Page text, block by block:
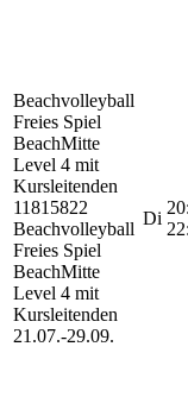
Beachvolleyball
Freies Spiel
BeachMitte
Level 4 mit
Kursleitenden
11815822
Beachvolleyball
Freies Spiel
BeachMitte
Level 4 mit
Kursleitenden
21.07.-29.09.
Di